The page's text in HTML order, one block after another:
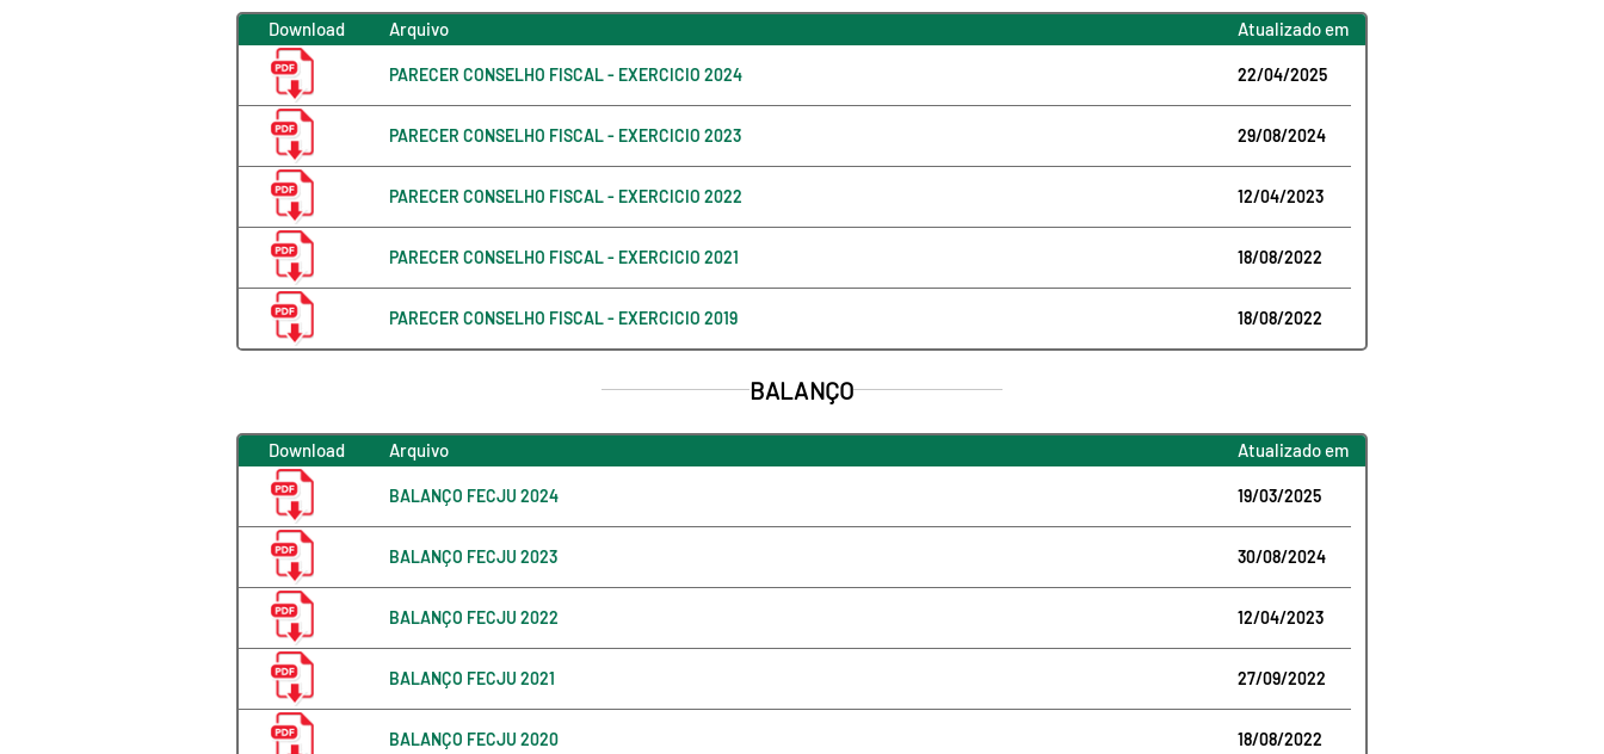
Download Arquivo Atualizado em
PARECER CONSELHO FISCAL - EXERCICIO 2024 22/04/2025
PARECER CONSELHO FISCAL - EXERCICIO 2023 29/08/2024
PARECER CONSELHO FISCAL - EXERCICIO 2022 12/04/2023
PARECER CONSELHO FISCAL - EXERCICIO 2021 18/08/2022
PARECER CONSELHO FISCAL - EXERCICIO 2019 18/08/2022
BALANÇO
Download Arquivo Atualizado em
BALANÇO FECJU 2024 19/03/2025
BALANÇO FECJU 2023 30/08/2024
BALANÇO FECJU 2022 12/04/2023
BALANÇO FECJU 2021 27/09/2022
BALANÇO FECJU 2020 18/08/2022